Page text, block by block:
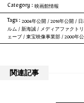
Category : 映画館情報
Tags : 2004年公開 / 2016年公開 /
ルム / 新海誠 / メディアファクト
ェーブ / 東宝映像事業部 / 2000年
関連記事